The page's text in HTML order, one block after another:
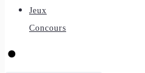
Jeux
Concours